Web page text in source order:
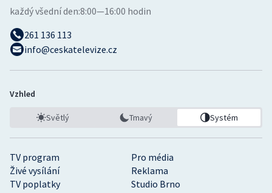
TV program
Pro média
Živé vysílání
Reklama
TV poplatky
Studio Brno
každý všední den:8:00—16:00 hodin
261 136 113
info@ceskatelevize.cz
Vzhled
Světlý Tmavý Systém